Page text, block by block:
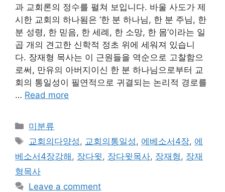
과 교회론의 정수를 펼쳐 보입니다. 바울 사도가 제
시한 교회의 하나됨은 ‘한 분 하나님, 한 분 주님, 한
분 성령, 한 믿음, 한 세례, 한 소망, 한 몸’이라는 일
곱 개의 견고한 신학적 정초 위에 세워져 있습니
다. 장재형 목사는 이 근원들을 역순으로 고찰함으
로써, 만유의 아버지이신 한 분 하나님으로부터 교
회의 통일성이 필연적으로 귀결되는 논리적 경로를
… Read more
Categories
미분류
Tags
교회의다양성 , 교회의통일성 , 에베소서4장, 에
베소서4장강해 , 장다윗 , 장다윗목사, 장재형 , 장재
형목사
Leave a comment